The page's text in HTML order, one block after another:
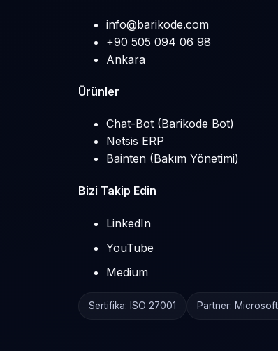
info@barikode.com
+90 505 094 06 98
Ankara
Ürünler
Chat-Bot (Barikode Bot)
Netsis ERP
Bainten (Bakım Yönetimi)
Bizi Takip Edin
LinkedIn
YouTube
Medium
Sertifika: ISO 27001 Partner: Microsoft